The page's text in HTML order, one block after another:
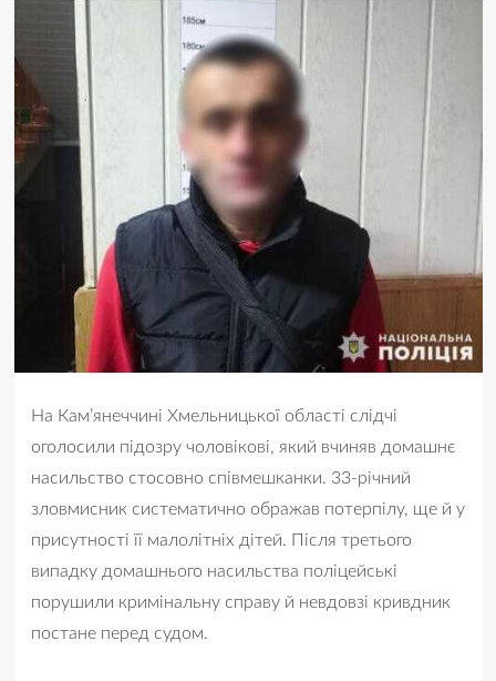
На Кам’янеччині Хмельницької області слідчі
оголосили підозру чоловікові, який вчиняв домашнє
насильство стосовно співмешканки. 33-річний
зловмисник систематично ображав потерпілу, ще й у
присутності її малолітніх дітей. Після третього
випадку домашнього насильства поліцейські
порушили кримінальну справу й невдовзі кривдник
постане перед судом.